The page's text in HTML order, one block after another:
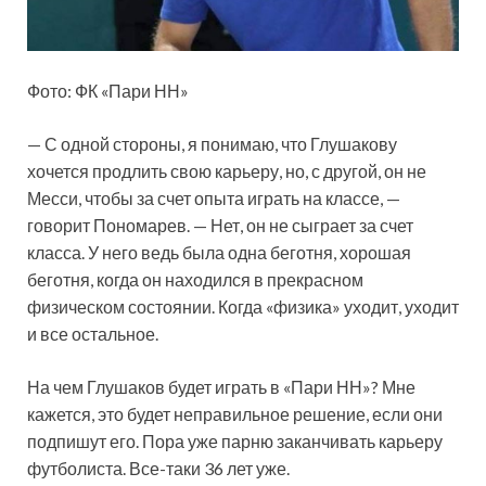
Фото: ФК «Пари НН»
— С одной стороны, я понимаю, что Глушакову
хочется продлить свою карьеру, но, с другой, он не
Месси, чтобы за счет опыта играть на классе, —
говорит Пономарев. — Нет, он не сыграет за счет
класса. У него ведь была одна беготня, хорошая
беготня, когда он находился в прекрасном
физическом состоянии. Когда «физика» уходит, уходит
и все остальное.
На чем Глушаков будет играть в «Пари НН»? Мне
кажется, это будет неправильное решение, если они
подпишут его. Пора уже парню заканчивать карьеру
футболиста. Все-таки 36 лет уже.